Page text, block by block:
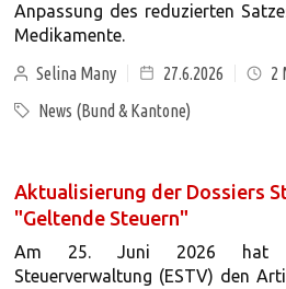
Anpassung des reduzierten
Medikamente.
Selina Many
27.6.2026 2
News (Bund & Kantone)
Aktualisierung der Dossiers
"Geltende Steuern"
Am 25. Juni 2026 hat
Steuerverwaltung (ESTV) den